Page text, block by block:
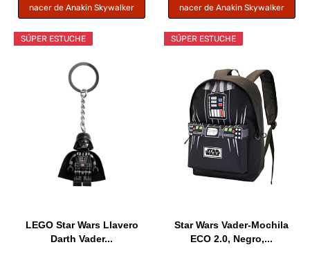
nacer de Anakin Skywalker
nacer de Anakin Skywalker
SÚPER ESTUCHE
LEGO Star Wars Llavero
Darth Vader...
SÚPER ESTUCHE
Star Wars Vader-Mochila
ECO 2.0, Negro,...